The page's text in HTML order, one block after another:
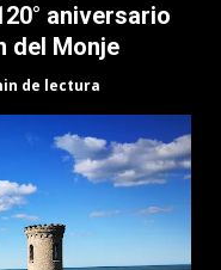
aniversario
del Monje
de lectura